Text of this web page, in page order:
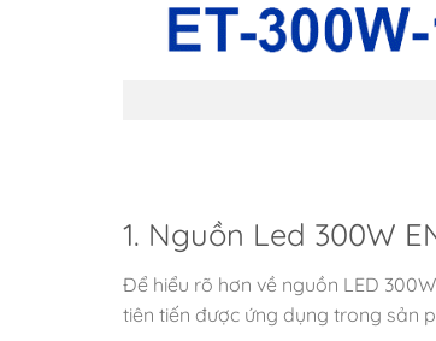
1. Nguồn Led 300W
Để hiểu rõ hơn về nguồn LED
tiên tiến được ứng dụng trong sản